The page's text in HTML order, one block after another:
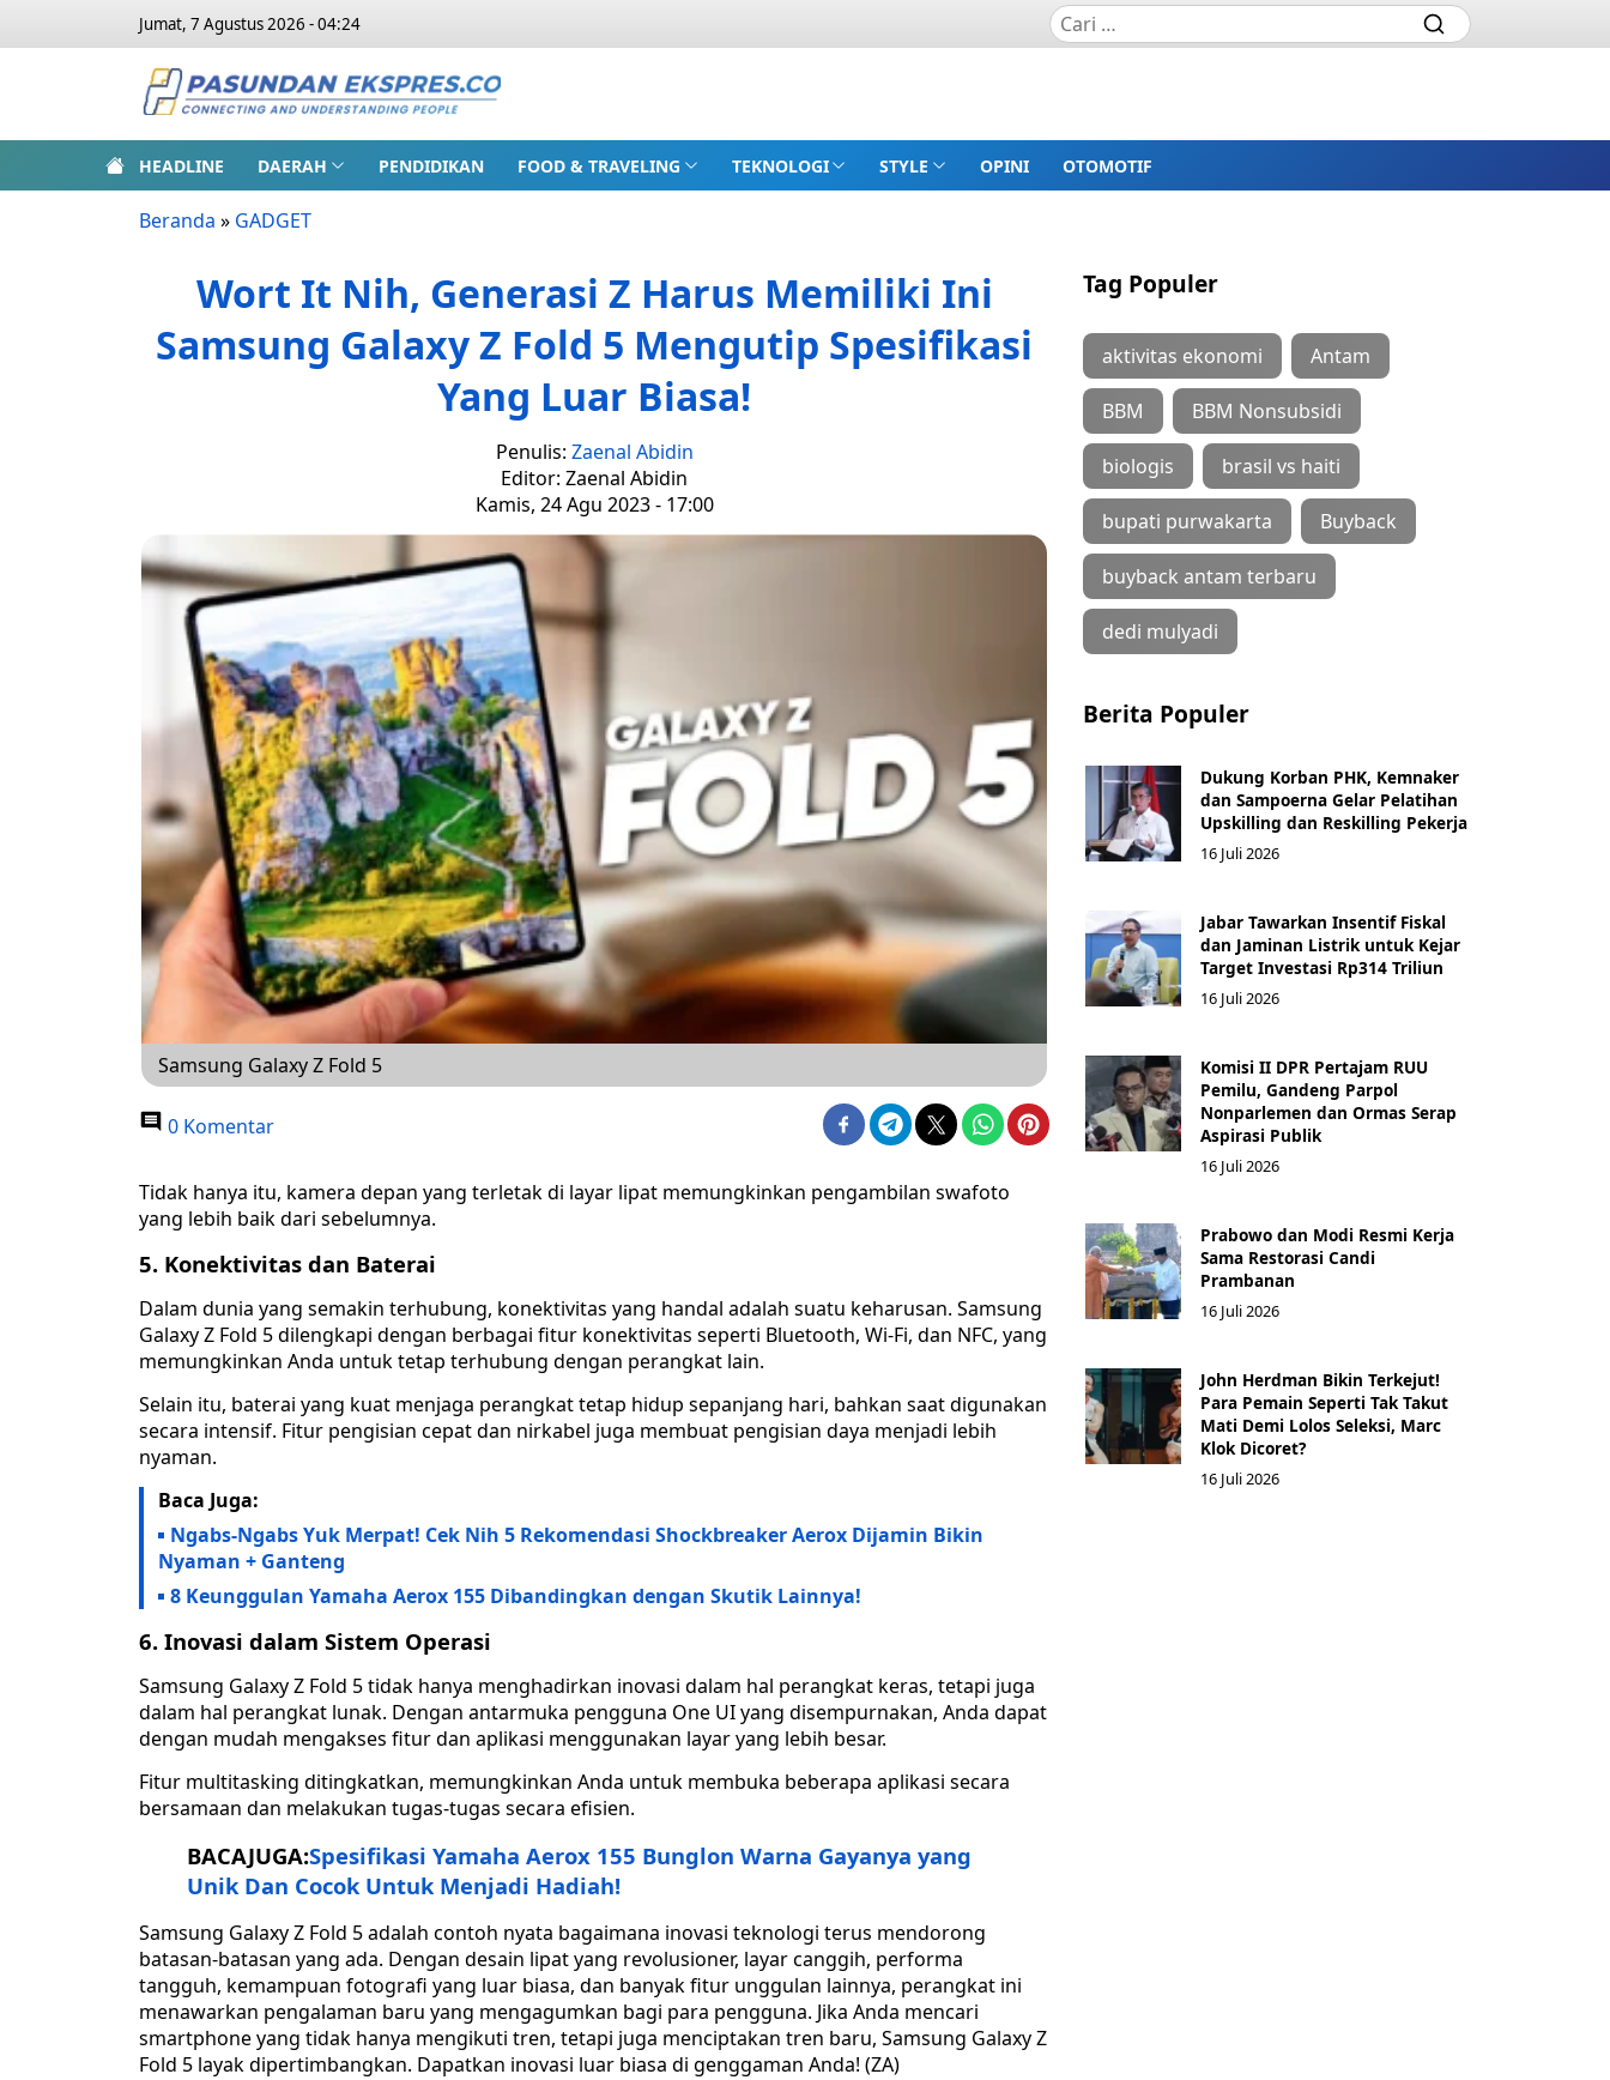
Jumat, 7 Agustus 2026 - 04:24
HEADLINE DAERAH PENDIDIKAN FOOD & TRAVELING TEKNOLOGI STYLE OPINI OTOMOTIF
Beranda » GADGET
Wort It Nih, Generasi Z Harus Memiliki Ini
Samsung Galaxy Z Fold 5 Mengutip Spesifikasi
Yang Luar Biasa!
Penulis: Zaenal Abidin
Editor: Zaenal Abidin
Kamis, 24 Agu 2023 - 17:00
Samsung Galaxy Z Fold 5
0 Komentar
Tidak hanya itu, kamera depan yang terletak di layar lipat memungkinkan pengambilan swafoto
yang lebih baik dari sebelumnya.
5. Konektivitas dan Baterai
Dalam dunia yang semakin terhubung, konektivitas yang handal adalah suatu keharusan. Samsung
Galaxy Z Fold 5 dilengkapi dengan berbagai fitur konektivitas seperti Bluetooth, Wi-Fi, dan NFC, yang
memungkinkan Anda untuk tetap terhubung dengan perangkat lain.
Selain itu, baterai yang kuat menjaga perangkat tetap hidup sepanjang hari, bahkan saat digunakan
secara intensif. Fitur pengisian cepat dan nirkabel juga membuat pengisian daya menjadi lebih
nyaman.
Baca Juga:
Ngabs-Ngabs Yuk Merpat! Cek Nih 5 Rekomendasi Shockbreaker Aerox Dijamin Bikin
Nyaman + Ganteng
8 Keunggulan Yamaha Aerox 155 Dibandingkan dengan Skutik Lainnya!
6. Inovasi dalam Sistem Operasi
Samsung Galaxy Z Fold 5 tidak hanya menghadirkan inovasi dalam hal perangkat keras, tetapi juga
dalam hal perangkat lunak. Dengan antarmuka pengguna One UI yang disempurnakan, Anda dapat
dengan mudah mengakses fitur dan aplikasi menggunakan layar yang lebih besar.
Fitur multitasking ditingkatkan, memungkinkan Anda untuk membuka beberapa aplikasi secara
bersamaan dan melakukan tugas-tugas secara efisien.
BACAJUGA:Spesifikasi Yamaha Aerox 155 Bunglon Warna Gayanya yang
Unik Dan Cocok Untuk Menjadi Hadiah!
Samsung Galaxy Z Fold 5 adalah contoh nyata bagaimana inovasi teknologi terus mendorong
batasan-batasan yang ada. Dengan desain lipat yang revolusioner, layar canggih, performa
tangguh, kemampuan fotografi yang luar biasa, dan banyak fitur unggulan lainnya, perangkat ini
menawarkan pengalaman baru yang mengagumkan bagi para pengguna. Jika Anda mencari
smartphone yang tidak hanya mengikuti tren, tetapi juga menciptakan tren baru, Samsung Galaxy Z
Fold 5 layak dipertimbangkan. Dapatkan inovasi luar biasa di genggaman Anda! (ZA)
Tag Populer
aktivitas ekonomi Antam
BBM BBM Nonsubsidi
biologis brasil vs haiti
bupati purwakarta Buyback
buyback antam terbaru
dedi mulyadi
Berita Populer
Dukung Korban PHK, Kemnaker
dan Sampoerna Gelar Pelatihan
Upskilling dan Reskilling Pekerja
16 Juli 2026
Jabar Tawarkan Insentif Fiskal
dan Jaminan Listrik untuk Kejar
Target Investasi Rp314 Triliun
16 Juli 2026
Komisi II DPR Pertajam RUU
Pemilu, Gandeng Parpol
Nonparlemen dan Ormas Serap
Aspirasi Publik
16 Juli 2026
Prabowo dan Modi Resmi Kerja
Sama Restorasi Candi
Prambanan
16 Juli 2026
John Herdman Bikin Terkejut!
Para Pemain Seperti Tak Takut
Mati Demi Lolos Seleksi, Marc
Klok Dicoret?
16 Juli 2026